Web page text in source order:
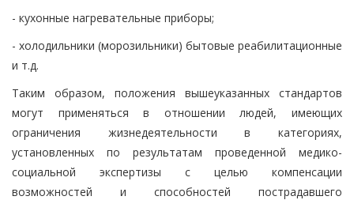
- кухонные нагревательные приборы;
- холодильники (морозильники) бытовые реабилитационные
и т.д.
Таким образом, положения вышеуказанных стандартов
могут применяться в отношении людей, имеющих
ограничения жизнедеятельности в категориях,
установленных по результатам проведенной медико-
социальной экспертизы с целью компенсации
возможностей и способностей пострадавшего